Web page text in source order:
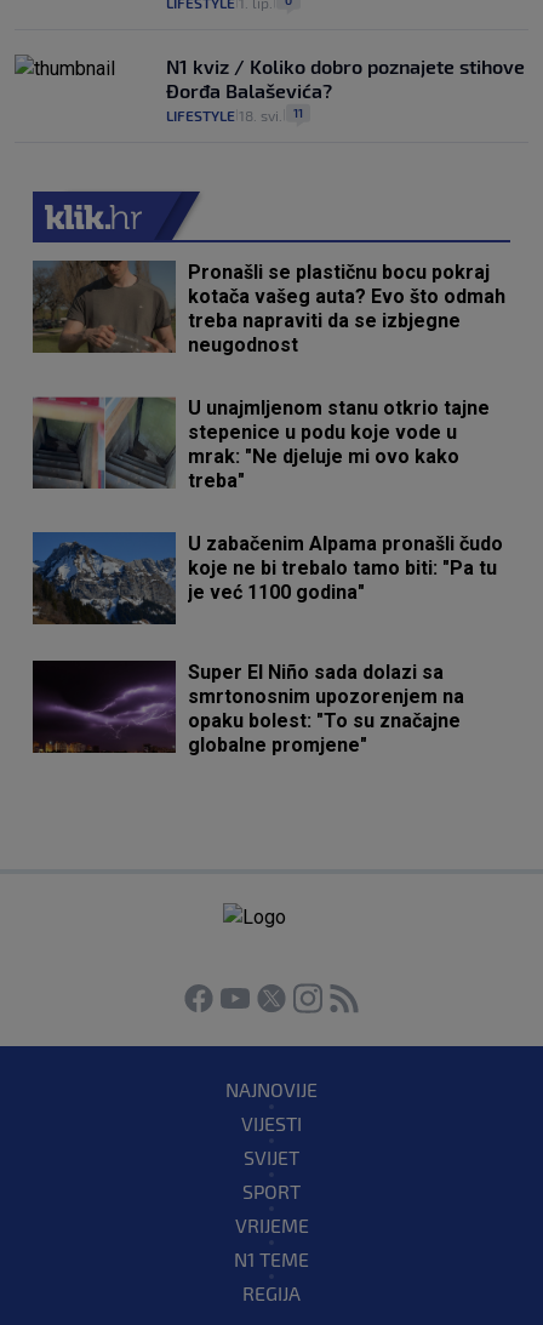
N1 kviz / Koliko dobro poznajete stihove
Đorđa Balaševića?
LIFESTYLE 18. svi. 11
Pronašli se plastičnu bocu pokraj
kotača vašeg auta? Evo što odmah
treba napraviti da se izbjegne
neugodnost
U unajmljenom stanu otkrio tajne
stepenice u podu koje vode u
mrak: "Ne djeluje mi ovo kako
treba"
U zabačenim Alpama pronašli čudo
koje ne bi trebalo tamo biti: "Pa tu
je već 1100 godina"
Super El Niño sada dolazi sa
smrtonosnim upozorenjem na
opaku bolest: "To su značajne
globalne promjene"
NAJNOVIJE
VIJESTI
SVIJET
SPORT
VRIJEME
N1 TEME
REGIJA